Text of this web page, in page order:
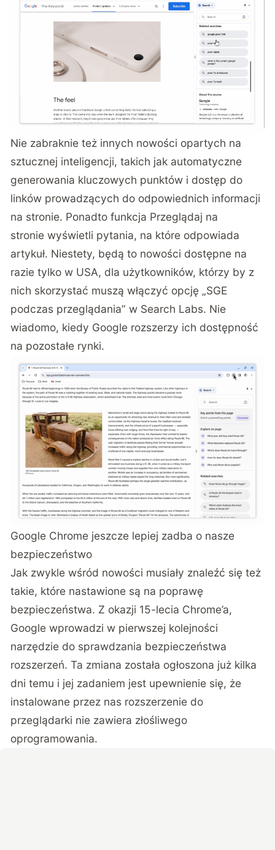
Nie zabraknie też innych nowości opartych na
sztucznej inteligencji, takich jak automatyczne
generowania kluczowych punktów i dostęp do
linków prowadzących do odpowiednich informacji
na stronie. Ponadto funkcja Przeglądaj na
stronie wyświetli pytania, na które odpowiada
artykuł. Niestety, będą to nowości dostępne na
razie tylko w USA, dla użytkowników, którzy by z
nich skorzystać muszą włączyć opcję „SGE
podczas przeglądania” w Search Labs. Nie
wiadomo, kiedy Google rozszerzy ich dostępność
na pozostałe rynki.
Google Chrome jeszcze lepiej zadba o nasze
bezpieczeństwo
Jak zwykle wśród nowości musiały znaleźć się też
takie, które nastawione są na poprawę
bezpieczeństwa. Z okazji 15-lecia Chrome’a,
Google wprowadzi w pierwszej kolejności
narzędzie do sprawdzania bezpieczeństwa
rozszerzeń. Ta zmiana została ogłoszona już kilka
dni temu i jej zadaniem jest upewnienie się, że
instalowane przez nas rozszerzenie do
przeglądarki nie zawiera złośliwego
oprogramowania.